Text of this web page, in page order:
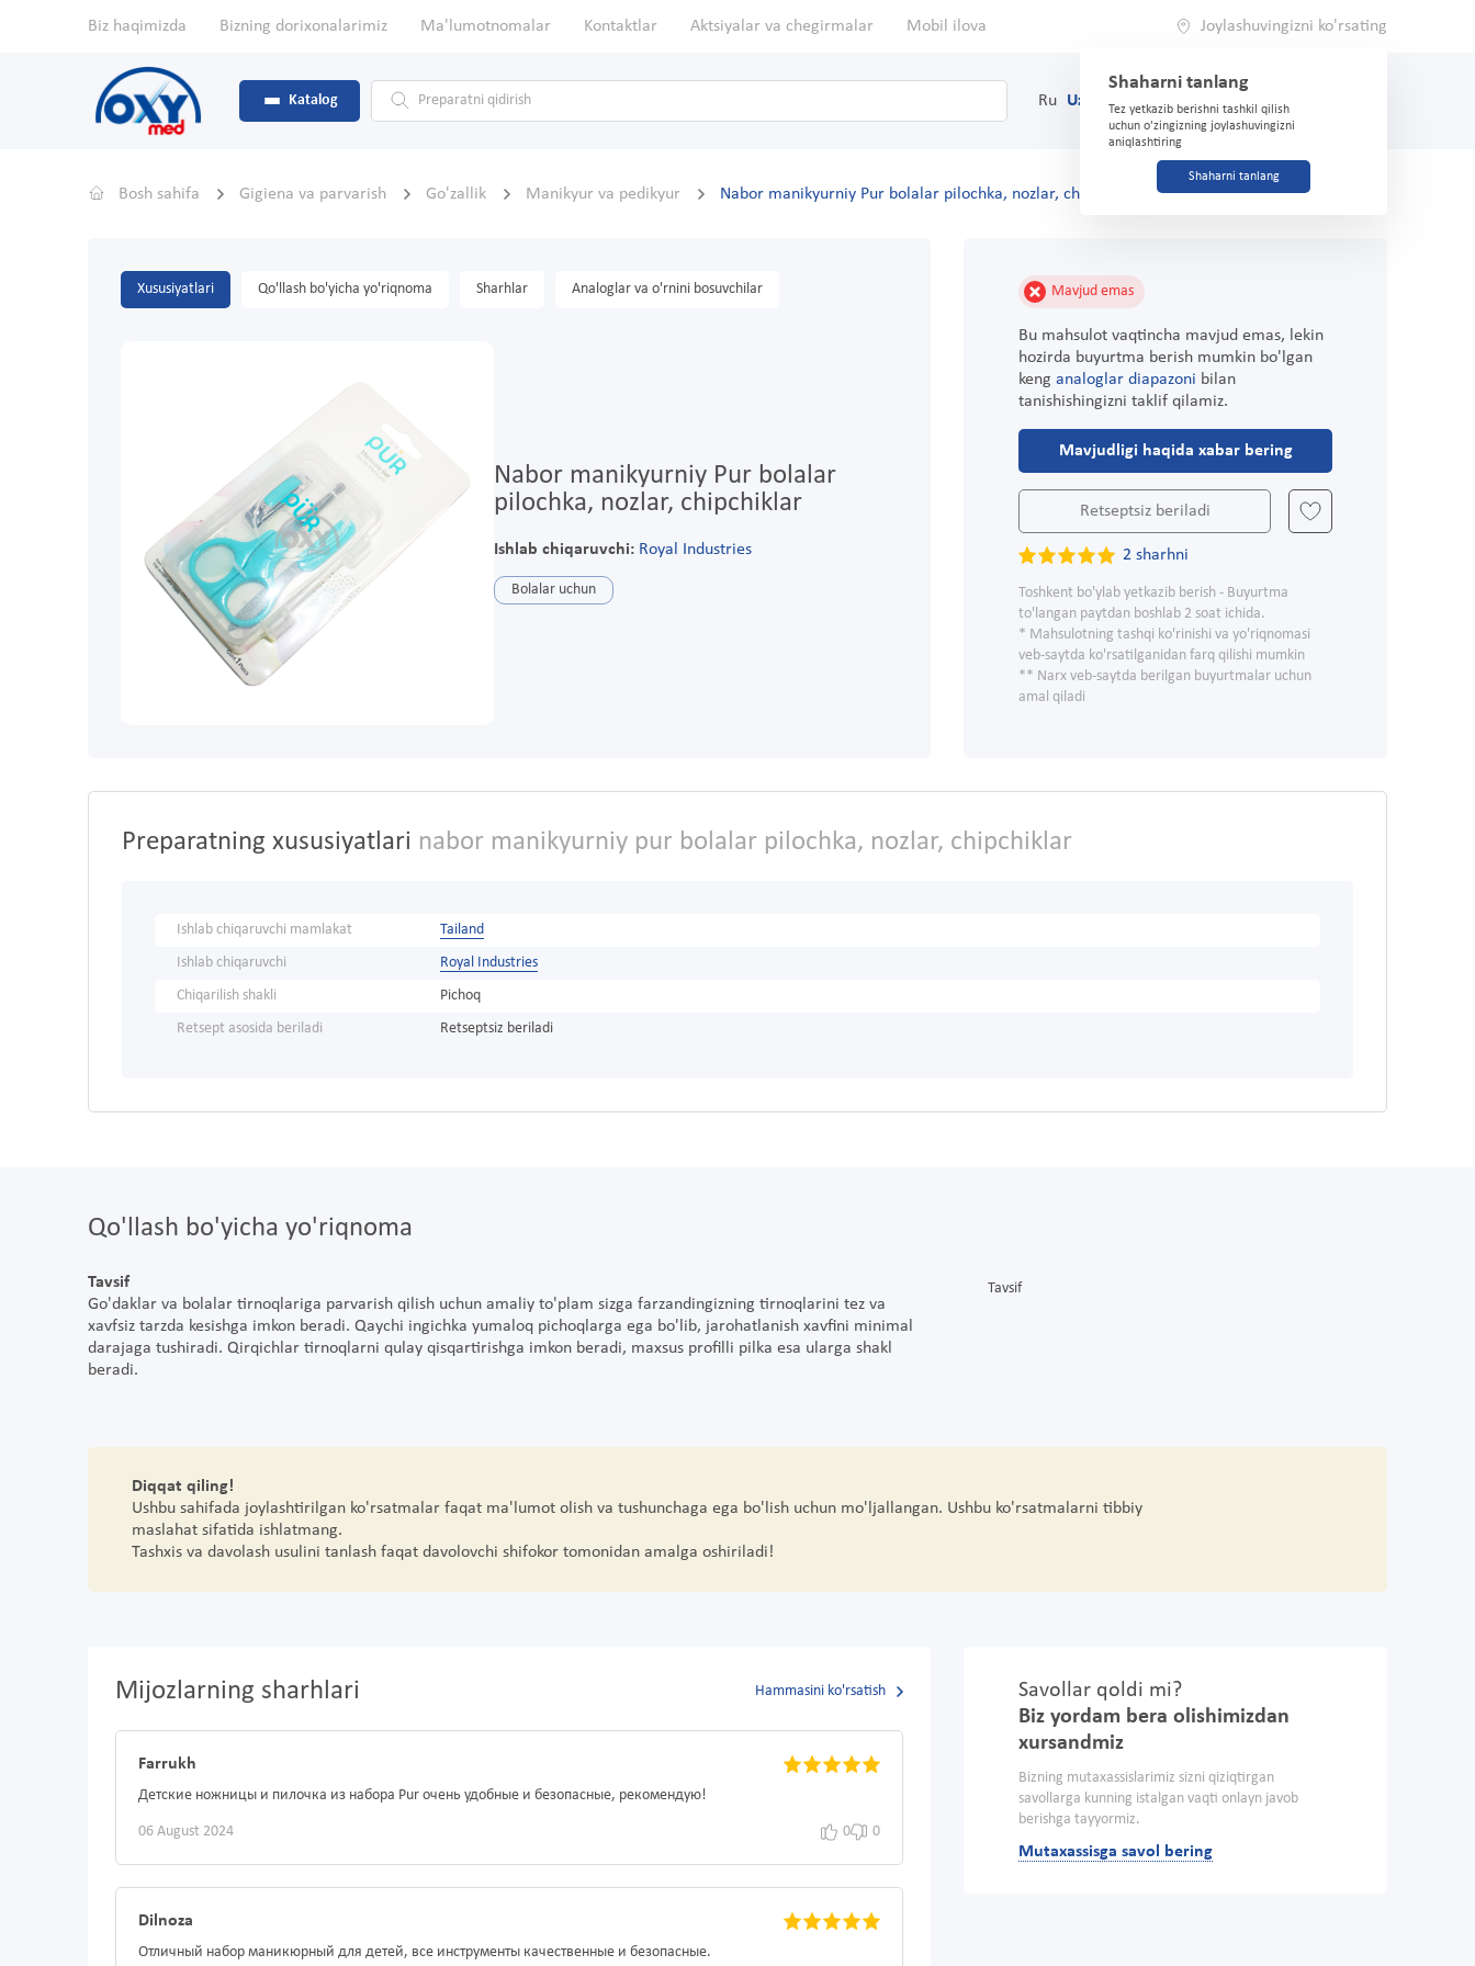
Biz haqimizda Bizning dorixonalarimiz Ma'lumotnomalar Kontaktlar Aktsiyalar va chegirmalar Mobil ilova Joylashuvingizni ko'rsating
Shaharni tanlang
Tez yetkazib berishni tashkil qilish
uchun o'zingizning joylashuvingizni
aniqlashtiring
Shaharni tanlang
Katalog Ru Uz (71) 200-03-03
Bosh sahifa Gigiena va parvarish Go'zallik Manikyur va pedikyur Nabor manikyurniy Pur bolalar pilochka, nozlar, chipchiklar
Xususiyatlari Qo'llash bo'yicha yo'riqnoma Sharhlar Analoglar va o'rnini bosuvchilar
Nabor manikyurniy Pur bolalar
pilochka, nozlar, chipchiklar
Ishlab chiqaruvchi: Royal Industries
Bolalar uchun
Mavjud emas
Bu mahsulot vaqtincha mavjud emas, lekin
hozirda buyurtma berish mumkin bo'lgan
keng analoglar diapazoni bilan
tanishishingizni taklif qilamiz.
Mavjudligi haqida xabar bering
Retseptsiz beriladi
2 sharhni
Toshkent bo'ylab yetkazib berish - Buyurtma
to'langan paytdan boshlab 2 soat ichida.
* Mahsulotning tashqi ko'rinishi va yo'riqnomasi
veb-saytda ko'rsatilganidan farq qilishi mumkin
** Narx veb-saytda berilgan buyurtmalar uchun
amal qiladi
Preparatning xususiyatlari nabor manikyurniy pur bolalar pilochka, nozlar, chipchiklar
Ishlab chiqaruvchi mamlakat
Tailand
Ishlab chiqaruvchi
Royal Industries
Chiqarilish shakli
Pichoq
Retsept asosida beriladi
Retseptsiz beriladi
Qo'llash bo'yicha yo'riqnoma
Tavsif
Go'daklar va bolalar tirnoqlariga parvarish qilish uchun amaliy to'plam sizga farzandingizning tirnoqlarini tez va
xavfsiz tarzda kesishga imkon beradi. Qaychi ingichka yumaloq pichoqlarga ega bo'lib, jarohatlanish xavfini minimal
darajaga tushiradi. Qirqichlar tirnoqlarni qulay qisqartirishga imkon beradi, maxsus profilli pilka esa ularga shakl
beradi.
Tavsif
Diqqat qiling!
Ushbu sahifada joylashtirilgan ko'rsatmalar faqat ma'lumot olish va tushunchaga ega bo'lish uchun mo'ljallangan. Ushbu ko'rsatmalarni tibbiy
maslahat sifatida ishlatmang.
Tashxis va davolash usulini tanlash faqat davolovchi shifokor tomonidan amalga oshiriladi!
Mijozlarning sharhlari Hammasini ko'rsatish
Farrukh
Детские ножницы и пилочка из набора Pur очень удобные и безопасные, рекомендую!
06 August 2024 0 0
Dilnoza
Отличный набор маникюрный для детей, все инструменты качественные и безопасные.
Savollar qoldi mi?
Biz yordam bera olishimizdan
xursandmiz
Bizning mutaxassislarimiz sizni qiziqtirgan
savollarga kunning istalgan vaqti onlayn javob
berishga tayyormiz.
Mutaxassisga savol bering